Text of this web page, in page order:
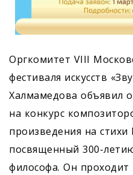
Оргкомитет VIII
фестиваля искусств
Халмамедова объявил
на конкурс
произведения на
посвященный 300-
философа. Он проходит